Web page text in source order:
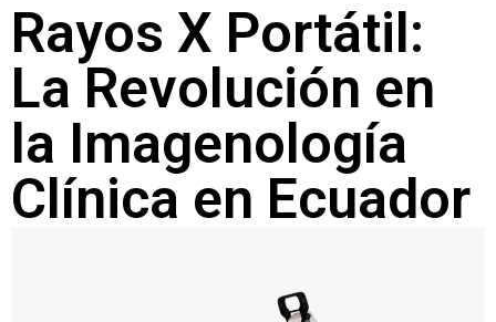
Rayos X Portátil:
La Revolución en
la Imagenología
Clínica en Ecuador